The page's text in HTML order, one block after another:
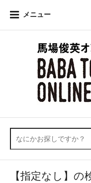
メニュー
【指定なし】の